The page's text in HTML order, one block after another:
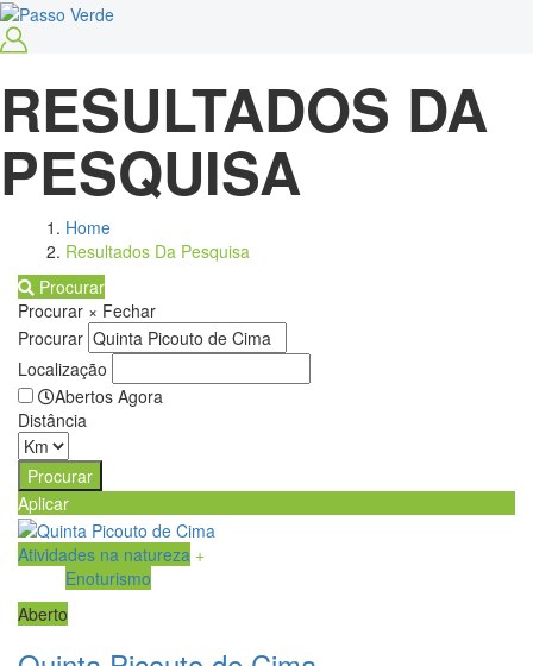
RESULTADOS DA
PESQUISA
Home
Resultados Da Pesquisa
Procurar
Procurar × Fechar
Procurar
Localização
Abertos Agora
Distância
Aplicar
Atividades na natureza +
Enoturismo
Aberto